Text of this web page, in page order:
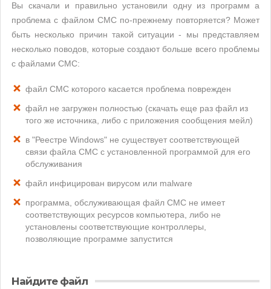
Вы скачали и правильно установили одну из программ а
проблема с файлом CMC по-прежнему повторяется? Может
быть несколько причин такой ситуации - мы представляем
несколько поводов, которые создают больше всего проблемы
с файлами CMC:
файл CMC которого касается проблема поврежден
файл не загружен полностью (скачать еще раз файл из
того же источника, либо с приложения сообщения мейл)
в "Реестре Windows" не существует соответствующей
связи файла CMC с установленной программой для его
обслуживания
файл инфицирован вирусом или malware
программа, обслуживающая файл CMC не имеет
соответствующих ресурсов компьютера, либо не
установлены соответствующие контроллеры,
позволяющие программе запустится
Найдите файл